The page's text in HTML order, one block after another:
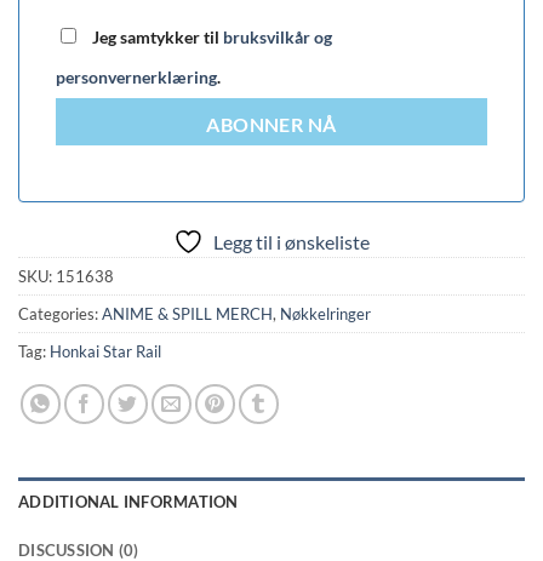
Jeg samtykker til bruksvilkår og
personvernerklæring.
ABONNER NÅ
Legg til i ønskeliste
SKU: 151638
Categories:ANIME & SPILL MERCH, Nøkkelringer
Tag: Honkai Star Rail
ADDITIONAL INFORMATION
DISCUSSION (0)